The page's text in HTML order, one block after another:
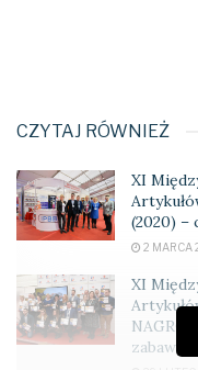
CZYTAJ RÓWNIEŻ
XI
(2020) –
2 MARCA
XI